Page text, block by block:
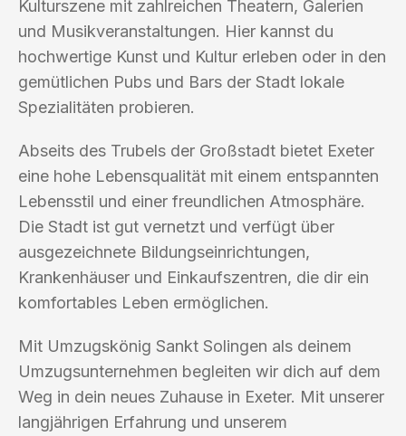
Kulturszene mit zahlreichen Theatern, Galerien
und Musikveranstaltungen. Hier kannst du
hochwertige Kunst und Kultur erleben oder in den
gemütlichen Pubs und Bars der Stadt lokale
Spezialitäten probieren.
Abseits des Trubels der Großstadt bietet Exeter
eine hohe Lebensqualität mit einem entspannten
Lebensstil und einer freundlichen Atmosphäre.
Die Stadt ist gut vernetzt und verfügt über
ausgezeichnete Bildungseinrichtungen,
Krankenhäuser und Einkaufszentren, die dir ein
komfortables Leben ermöglichen.
Mit Umzugskönig Sankt Solingen als deinem
Umzugsunternehmen begleiten wir dich auf dem
Weg in dein neues Zuhause in Exeter. Mit unserer
langjährigen Erfahrung und unserem